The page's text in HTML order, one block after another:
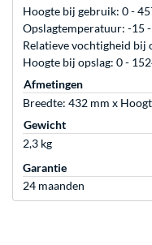
Hoogte bij gebruik: 0 -
Opslagtemperatuur: -15 -
Relatieve vochtigheid bij
Hoogte bij opslag: 0 -
Afmetingen
Breedte: 432 mm x
Gewicht
2,3 kg
Garantie
24 maanden